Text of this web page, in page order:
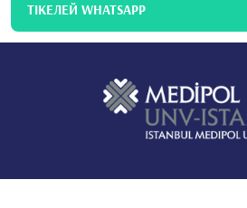
ТІКЕЛЕЙ WHATSAPP